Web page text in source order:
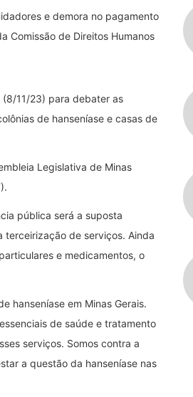
e demora no pagamento
Comissão de Direitos Humanos
(8/11/23) para debater as
de hanseníase e casas de
Legislativa de Minas
pública será a suposta
de serviços. Ainda
e medicamentos, o
hanseníase em Minas Gerais.
de saúde e tratamento
serviços. Somos contra a
a questão da hanseníase nas